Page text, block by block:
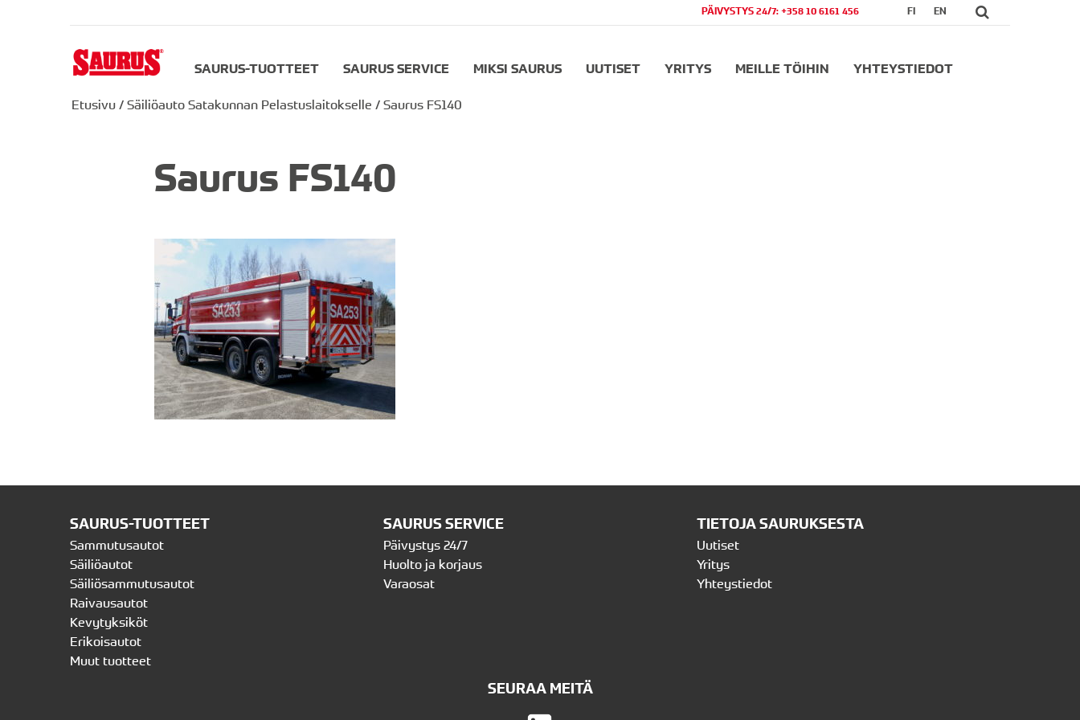
FI EN
PÄIVYSTYS 24/7: +358 10 6161 456
SAURUS-TUOTTEET SAURUS SERVICE MIKSI SAURUS UUTISET YRITYS MEILLE TÖIHIN YHTEYSTIEDOT
Etusivu / Säiliöauto Satakunnan Pelastuslaitokselle / Saurus FS140
Saurus FS140
SAURUS-TUOTTEET
Sammutusautot
Säiliöautot
Säiliösammutusautot
Raivausautot
Kevytyksiköt
Erikoisautot
Muut tuotteet
SAURUS SERVICE
Päivystys 24/7
Huolto ja korjaus
Varaosat
TIETOJA SAURUKSESTA
Uutiset
Yritys
Yhteystiedot
SEURAA MEITÄ